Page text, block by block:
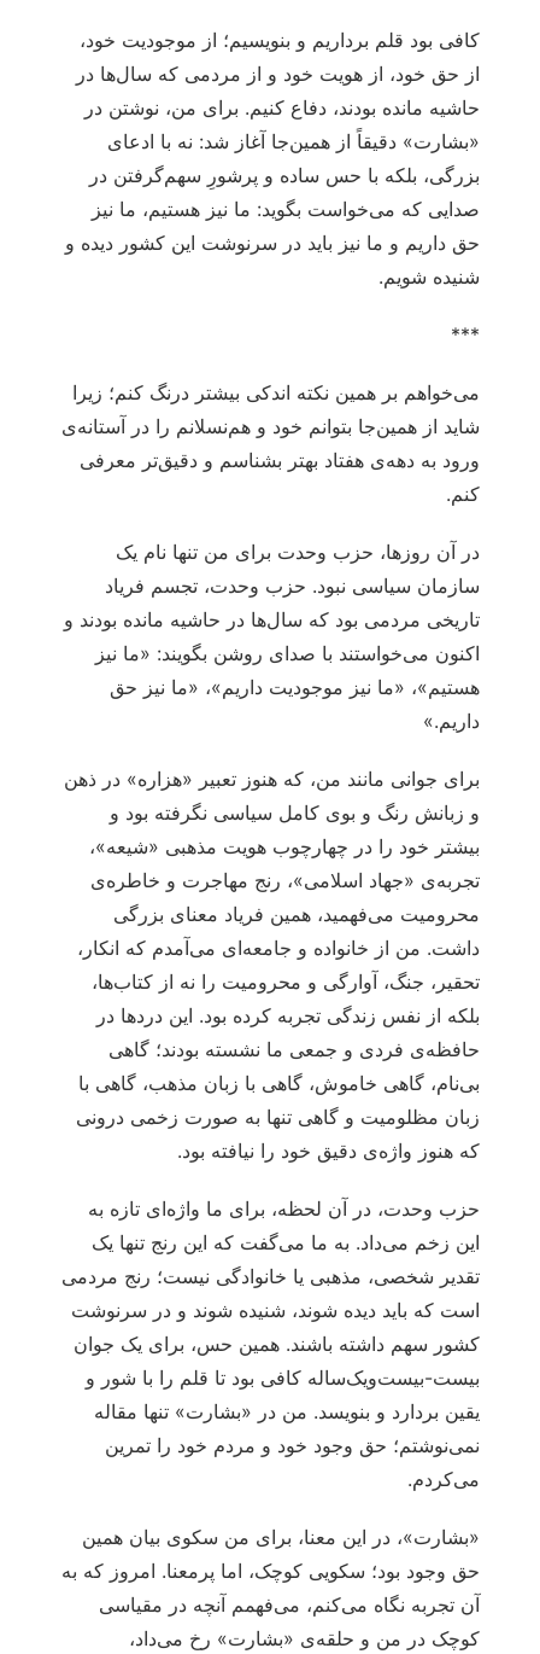
کافی بود قلم برداریم و بنویسیم؛ از موجودیت خود،
از حق خود، از هویت خود و از مردمی که سال‌ها در
حاشیه مانده بودند، دفاع کنیم. برای من، نوشتن در
«بشارت» دقیقاً از همین‌جا آغاز شد: نه با ادعای
بزرگی، بلکه با حس ساده و پرشورِ سهم‌گرفتن در
صدایی که می‌خواست بگوید: ما نیز هستیم، ما نیز
حق داریم و ما نیز باید در سرنوشت این کشور دیده و
شنیده شویم.
***
می‌خواهم بر همین نکته اندکی بیشتر درنگ کنم؛ زیرا
شاید از همین‌جا بتوانم خود و هم‌نسلانم را در آستانه‌ی
ورود به دهه‌ی هفتاد بهتر بشناسم و دقیق‌تر معرفی
کنم.
در آن روزها، حزب وحدت برای من تنها نام یک
سازمان سیاسی نبود. حزب وحدت، تجسم فریاد
تاریخی مردمی بود که سال‌ها در حاشیه مانده بودند و
اکنون می‌خواستند با صدای روشن بگویند: «ما نیز
هستیم»، «ما نیز موجودیت داریم»، «ما نیز حق
داریم.»
برای جوانی مانند من، که هنوز تعبیر «هزاره» در ذهن
و زبانش رنگ و بوی کامل سیاسی نگرفته بود و
بیشتر خود را در چهارچوب هویت مذهبی «شیعه»،
تجربه‌ی «جهاد اسلامی»، رنج مهاجرت و خاطره‌ی
محرومیت می‌فهمید، همین فریاد معنای بزرگی
داشت. من از خانواده و جامعه‌ای می‌آمدم که انکار،
تحقیر، جنگ، آوارگی و محرومیت را نه از کتاب‌ها،
بلکه از نفس زندگی تجربه کرده بود. این دردها در
حافظه‌ی فردی و جمعی ما نشسته بودند؛ گاهی
بی‌نام، گاهی خاموش، گاهی با زبان مذهب، گاهی با
زبان مظلومیت و گاهی تنها به صورت زخمی درونی
که هنوز واژه‌ی دقیق خود را نیافته بود.
حزب وحدت، در آن لحظه، برای ما واژه‌ای تازه به
این زخم می‌داد. به ما می‌گفت که این رنج تنها یک
تقدیر شخصی، مذهبی یا خانوادگی نیست؛ رنج مردمی
است که باید دیده شوند، شنیده شوند و در سرنوشت
کشور سهم داشته باشند. همین حس، برای یک جوان
بیست‌-بیست‌ویک‌ساله کافی بود تا قلم را با شور و
یقین بردارد و بنویسد. من در «بشارت» تنها مقاله
نمی‌نوشتم؛ حق وجود خود و مردم خود را تمرین
می‌کردم.
«بشارت»، در این معنا، برای من سکوی بیان همین
حق وجود بود؛ سکویی کوچک، اما پرمعنا. امروز که به
آن تجربه نگاه می‌کنم، می‌فهمم آنچه در مقیاسی
کوچک در من و حلقه‌ی «بشارت» رخ می‌داد،